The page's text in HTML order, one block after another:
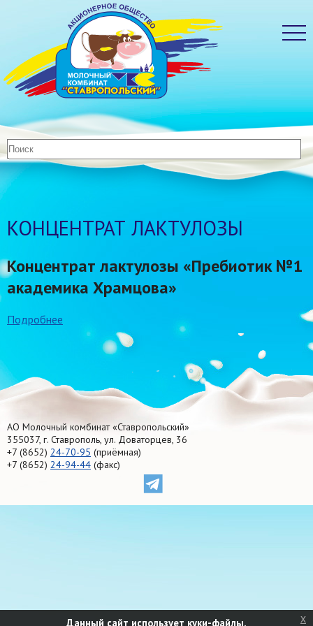
КОНЦЕНТРАТ ЛАКТУЛОЗЫ
Концентрат лактулозы «Пребиотик №1
академика Храмцова»
Подробнее
АО Молочный комбинат «Ставропольский»
355037, г. Ставрополь, ул. Доваторцев, 36
+7 (8652) 24-70-95 (приёмная)
+7 (8652) 24-94-44 (факс)
Данный сайт использует куки-файлы. x